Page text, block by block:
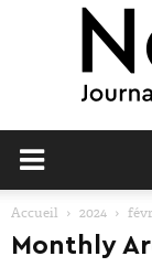
Accueil 2024
Monthly